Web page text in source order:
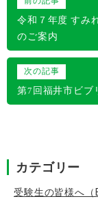
稿
ナ
ビ
ゲ
ー
ョ
ン
令和７年度 すみ
のご案内
次の記事
第7回福井市ビブ
カテゴリー
受験生の皆様へ（